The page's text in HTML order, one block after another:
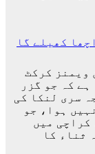
کھیلے گا
ویمنز کرکٹ
کہ جو گزر
سری لنکا کی
ہوا، جو
کراچی میں
ثناء کا